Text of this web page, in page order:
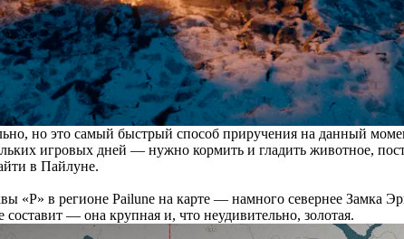
но это самый быстрый способ приручения на данный
игровых дней — нужно кормить и гладить животное,
в Пайлуне.
«P» в регионе Pailune на карте — намного севернее Замка
— она крупная и, что неудивительно, золотая.